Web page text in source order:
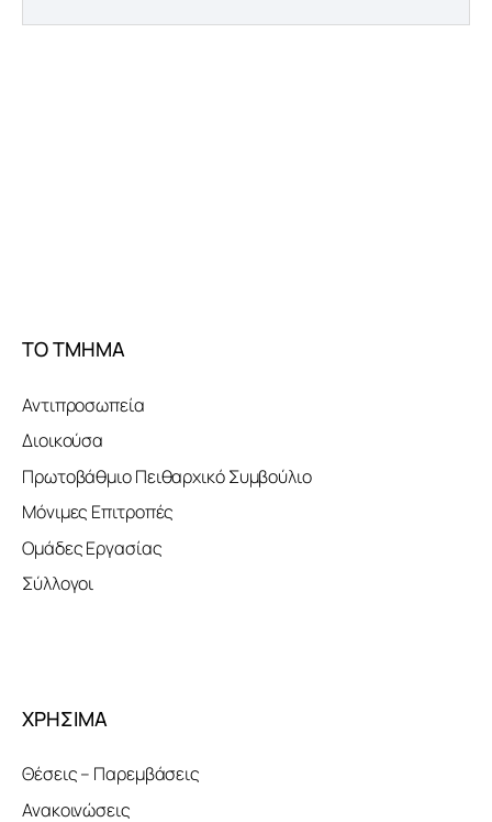
ΤΟ ΤΜΗΜΑ
Αντιπροσωπεία
Διοικούσα
Πρωτοβάθμιο Πειθαρχικό Συμβούλιο
Μόνιμες Επιτροπές
Ομάδες Εργασίας
Σύλλογοι
ΧΡΗΣΙΜΑ
Θέσεις – Παρεμβάσεις
Ανακοινώσεις